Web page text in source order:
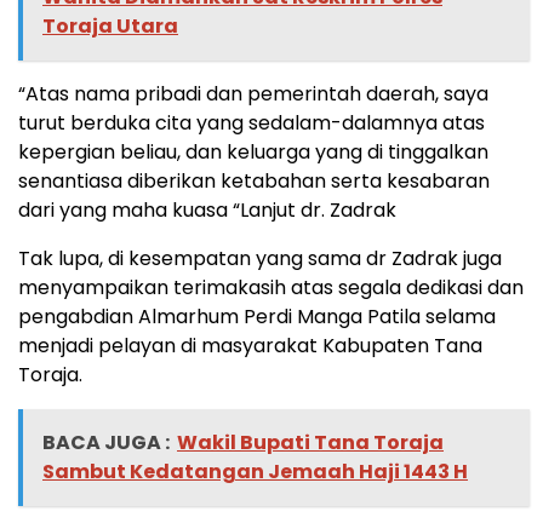
Toraja Utara
“Atas nama pribadi dan pemerintah daerah, saya
turut berduka cita yang sedalam-dalamnya atas
kepergian beliau, dan keluarga yang di tinggalkan
senantiasa diberikan ketabahan serta kesabaran
dari yang maha kuasa “Lanjut dr. Zadrak
Tak lupa, di kesempatan yang sama dr Zadrak juga
menyampaikan terimakasih atas segala dedikasi dan
pengabdian Almarhum Perdi Manga Patila selama
menjadi pelayan di masyarakat Kabupaten Tana
Toraja.
BACA JUGA : Wakil Bupati Tana Toraja
Sambut Kedatangan Jemaah Haji 1443 H